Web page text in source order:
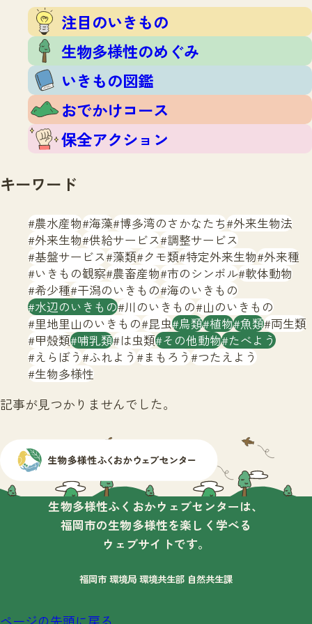
文字サイズ 小 中 大
注目のいきもの
生物多様性のめぐみ
いきもの図鑑
おでかけコース
保全アクション
いきもの調査隊
調査レポート
調査レポートTOP
調査結果
ふくおかいきものマップ
マッチング
マッチングTOP
掲載申し込みフォーム
お問合せ
生物多様性ふくおかウェブセンターとは
サイトマップ
注目のいきもの
生物多様性のめぐみ
いきもの図鑑
おでかけコース
保全アクション
キーワード
農水産物 海藻 博多湾のさかなたち 外来生物法
外来生物 供給サービス 調整サービス
基盤サービス 藻類 クモ類 特定外来生物 外来種
いきもの観察 農畜産物 市のシンボル 軟体動物
希少種 干潟のいきもの 海のいきもの
水辺のいきもの 川のいきもの 山のいきもの
里地里山のいきもの 昆虫 鳥類 植物 魚類 両生類
甲殻類 哺乳類 は虫類 その他動物 たべよう
えらぼう ふれよう まもろう つたえよう
生物多様性
記事が見つかりませんでした。
生物多様性ふくおかウェブセンターは、
福岡市の生物多様性を楽しく学べる
ウェブサイトです。
福岡市 環境局 環境共生部 自然共生課